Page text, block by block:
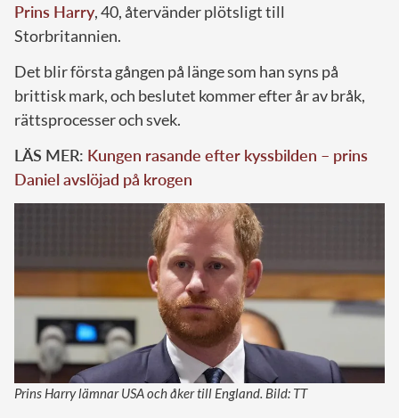
Prins Harry, 40, återvänder plötsligt till
Storbritannien.
Det blir första gången på länge som han syns på
brittisk mark, och beslutet kommer efter år av bråk,
rättsprocesser och svek.
LÄS MER: Kungen rasande efter kyssbilden – prins
Daniel avslöjad på krogen
Prins Harry lämnar USA och åker till England. Bild: TT